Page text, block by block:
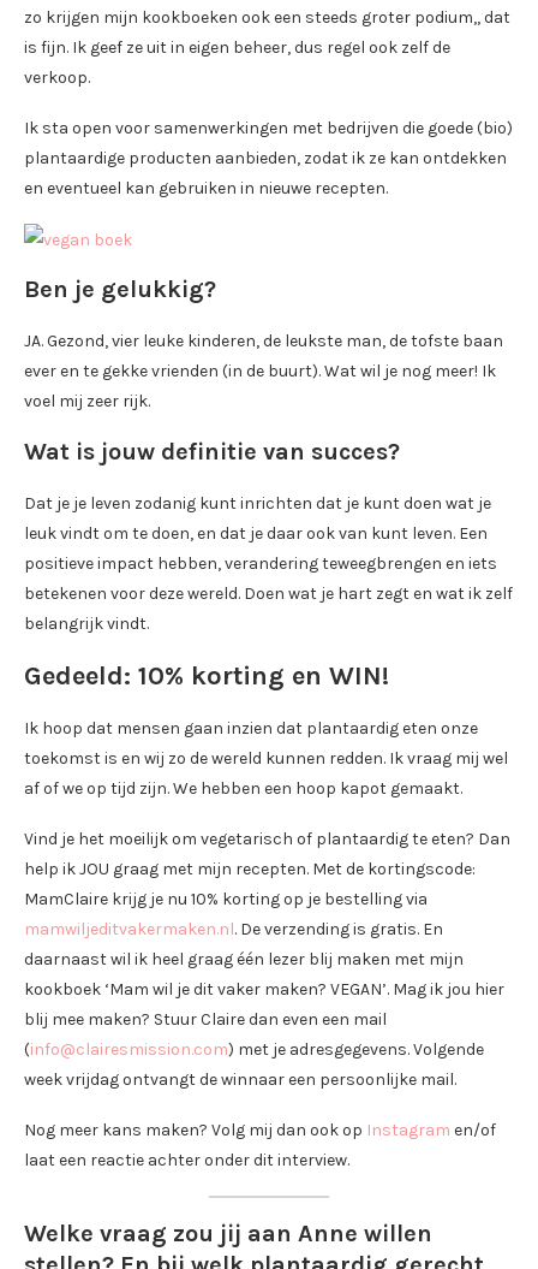
zo krijgen mijn kookboeken ook een steeds groter podium,, dat
is fijn. Ik geef ze uit in eigen beheer, dus regel ook zelf de
verkoop.
Ik sta open voor samenwerkingen met bedrijven die goede (bio)
plantaardige producten aanbieden, zodat ik ze kan ontdekken
en eventueel kan gebruiken in nieuwe recepten.
Ben je gelukkig?
JA. Gezond, vier leuke kinderen, de leukste man, de tofste baan
ever en te gekke vrienden (in de buurt). Wat wil je nog meer! Ik
voel mij zeer rijk.
Wat is jouw definitie van succes?
Dat je je leven zodanig kunt inrichten dat je kunt doen wat je
leuk vindt om te doen, en dat je daar ook van kunt leven. Een
positieve impact hebben, verandering teweegbrengen en iets
betekenen voor deze wereld. Doen wat je hart zegt en wat ik zelf
belangrijk vindt.
Gedeeld: 10% korting en WIN!
Ik hoop dat mensen gaan inzien dat plantaardig eten onze
toekomst is en wij zo de wereld kunnen redden. Ik vraag mij wel
af of we op tijd zijn. We hebben een hoop kapot gemaakt.
Vind je het moeilijk om vegetarisch of plantaardig te eten? Dan
help ik JOU graag met mijn recepten. Met de kortingscode:
MamClaire krijg je nu 10% korting op je bestelling via
mamwiljeditvakermaken.nl. De verzending is gratis. En
daarnaast wil ik heel graag één lezer blij maken met mijn
kookboek ‘Mam wil je dit vaker maken? VEGAN’. Mag ik jou hier
blij mee maken? Stuur Claire dan even een mail
(info@clairesmission.com) met je adresgegevens. Volgende
week vrijdag ontvangt de winnaar een persoonlijke mail.
Nog meer kans maken? Volg mij dan ook op Instagram en/of
laat een reactie achter onder dit interview.
Welke vraag zou jij aan Anne willen